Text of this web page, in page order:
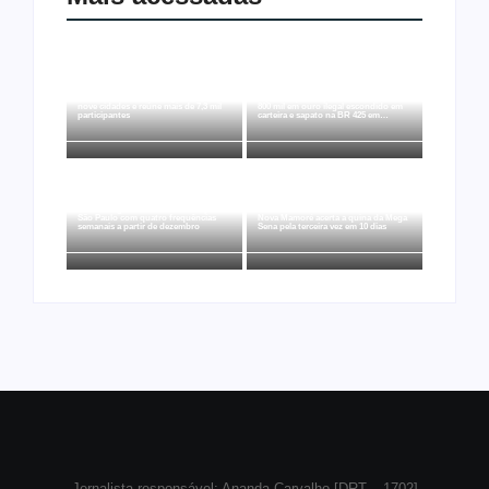
nove cidades e reúne mais de 7,3 mil
participantes
carteira e sapato na BR 425 em…
semanais a partir de dezembro
Sena pela terceira vez em 10 dias